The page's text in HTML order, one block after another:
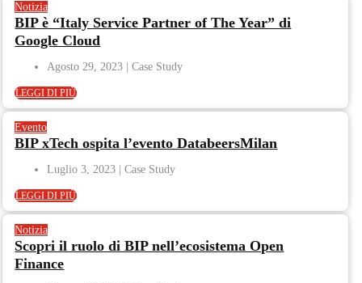
Notizia
BIP è “Italy Service Partner of The Year” di
Google Cloud
Agosto 29, 2023
LEGGI DI PIÙ
Evento
BIP xTech ospita l’evento DatabeersMilan
Luglio 3, 2023
LEGGI DI PIÙ
Notizia
Scopri il ruolo di BIP nell’ecosistema Open
Finance